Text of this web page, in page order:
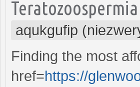
aqukgufip
Finding the most
href=https://